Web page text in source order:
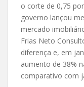
o corte de 0,75
governo lançou
mercado
Frias Neto
diferença e, em
aumento de 38%
comparativo com